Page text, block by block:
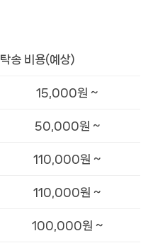
탁송 비용(예상)
15,000원 ~
50,000원 ~
110,000원 ~
110,000원 ~
100,000원 ~